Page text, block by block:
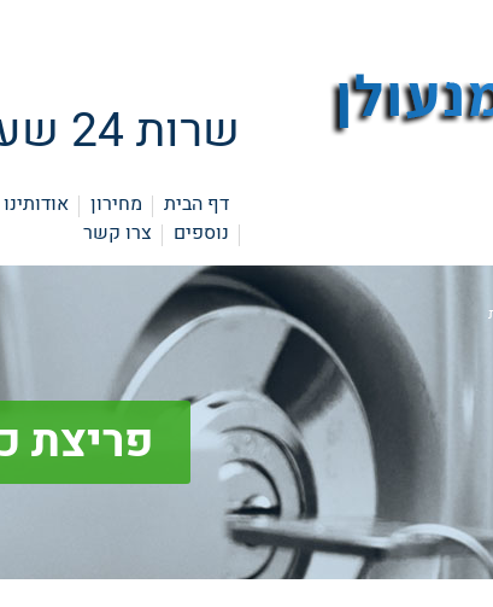
שרות 24 שעות
דף הבית מחירון אודותינו
נוספים
צרו קשר
פריצת